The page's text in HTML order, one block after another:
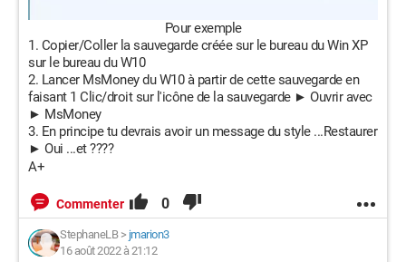
Pour exemple
Copier/Coller la sauvegarde créée sur le bureau du Win XP
sur le bureau du W10
Lancer MsMoney du W10 à partir de cette sauvegarde en
faisant 1 Clic/droit sur l'icône de la sauvegarde ► Ouvrir avec
► MsMoney
En principe tu devrais avoir un message du style ...Restaurer
► Oui ...et ????
A+
Commenter 0
StephaneLB> jmarion3
16 août 2022 à 21:12